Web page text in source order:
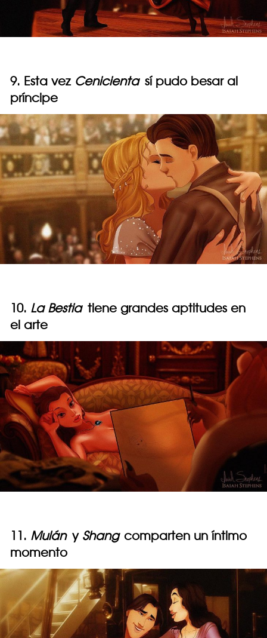
9. Esta vez Cenicienta sí pudo besar al
príncipe
10. La Bestia tiene grandes aptitudes en
el arte
11. Mulán y Shang comparten un íntimo
momento